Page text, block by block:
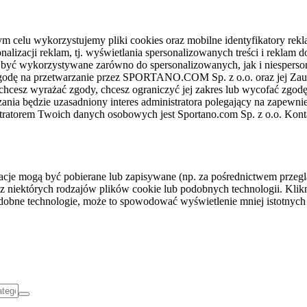
celu wykorzystujemy pliki cookies oraz mobilne identyfikatory
reklam, tj. wyświetlania spersonalizowanych treści i reklam
wykorzystywane zarówno do spersonalizowanych, jak i
na przetwarzanie przez SPORTANO.COM Sp. z o.o. oraz jej
wyrażać zgody, chcesz ograniczyć jej zakres lub wycofać
będzie uzasadniony interes administratora polegający na
Twoich danych osobowych jest Sportano.com Sp. z o.o.
mogą być pobierane lub zapisywane (np. za pośrednictwem
niektórych rodzajów plików cookie lub podobnych technologii.
technologie, może to spowodować wyświetlenie mniej